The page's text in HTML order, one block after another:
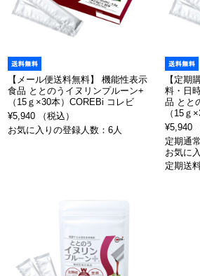
【メール便送料無料】 機能性表示
食品 ととのうイヌリンプルーン+
（15ｇ×30本）COREBi コレビ
¥5,940 （税込）
お気に入りの登録人数：6人
【定期
料・日
品 とと
（15ｇ
¥5,940
定期通
お気に
定期送